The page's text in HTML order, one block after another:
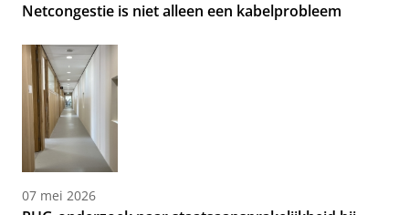
Netcongestie is niet alleen een kabelprobleem
07 mei 2026